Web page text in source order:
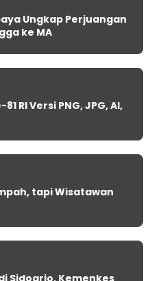
Ungkap Perjuangan
ke MA
RI Versi PNG, JPG, AI,
tapi Wisatawan
Sidoarjo, Kemenkes